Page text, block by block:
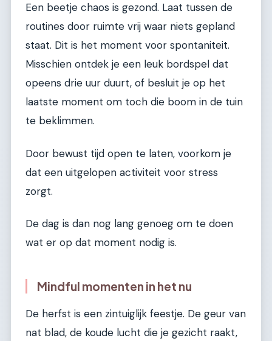
Een beetje chaos is gezond. Laat tussen de
routines door ruimte vrij waar niets gepland
staat. Dit is het moment voor spontaniteit.
Misschien ontdek je een leuk bordspel dat
opeens drie uur duurt, of besluit je op het
laatste moment om toch die boom in de tuin
te beklimmen.
Door bewust tijd open te laten, voorkom je
dat een uitgelopen activiteit voor stress
zorgt.
De dag is dan nog lang genoeg om te doen
wat er op dat moment nodig is.
Mindful momenten in het nu
De herfst is een zintuiglijk feestje. De geur van
nat blad, de koude lucht die je gezicht raakt,